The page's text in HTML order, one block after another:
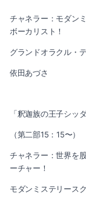
チャネラー：モダン
ボーカリスト！
グランドオラクル・
依田あづさ
「釈迦族の王子シッ
（第二部15：15〜）
チャネラー：世界を
ーチャー！
モダンミステリース